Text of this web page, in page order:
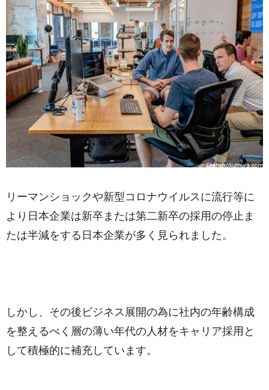
リーマンショックや新型コロナウイルスに流行等に
より日本企業は新卒または第二新卒の採用の停止ま
たは半減をする日本企業が多く見られました。
しかし、その後ビジネス展開の為に社内の年齢構成
を整えるべく層の薄い年代の人材をキャリア採用と
して積極的に補充しています。